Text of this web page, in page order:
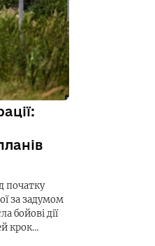
початку
за задумом
бойові дії
крок…